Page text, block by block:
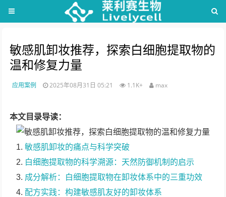
敏感肌卸妆推荐，探索白细胞提取物的
温和修复力量
应用案例 2025年08月31日 05:21 1.1K+ max
本文目录导读：
敏感肌卸妆的痛点与科学突破
白细胞提取物的科学溯源：天然防御机制的启示
成分解析：白细胞提取物在卸妆体系中的三重功效
配方实践：构建敏感肌友好的卸妆体系